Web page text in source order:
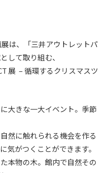
・留学
は、「三井アウトレットパ
して取り組む、
展 –循環するクリスマスツ
大きな一大イベント。季節
然に触れられる機会を作る
気がつくことができます。
本物の木。館内で自然その